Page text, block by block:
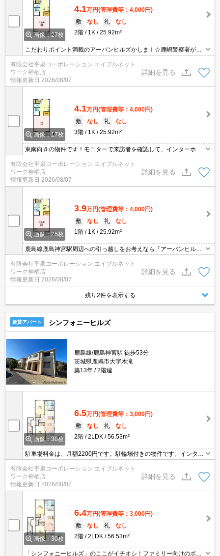
画像：27枚
4.1万円(管理費等：4,000円)
敷
なし 礼
なし
2階
1K 25.92m²
こだわりポイント満載のアーバンヒルズかしまⅠ☆鹿嶋警察署が近
く(徒歩5分)にあって安心です☆来客時にはTVインターホンで訪問者
の顔を確認することがきるので安心感があります☆月々の賃料が5
万円以下の物件です☆駐輪場付き物件です(*´ω`*)
有限会社平泉コーポレーション エイブルネット
ワーク神栖店
情報更新日 2026/08/07
詳細を見る
画像：17枚
4.1万円(管理費等：4,000円)
敷
なし 礼
なし
3階
1K 25.92m²
東南向きの物件です！モニターで来訪者を確認して、インターホン
を通じて室内から会話することができます！室内設備はネット使用
料不要・エアコン・照明付きなどが揃っているので、快適に過ごし
やすいお部屋になります！新生活を失敗せず、スタートさせたいな
らこちらの「アーバンヒルズかしまⅠ」はいかがでしょうか(*^^*)
有限会社平泉コーポレーション エイブルネット
ワーク神栖店
情報更新日 2026/08/07
詳細を見る
画像：25枚
3.9万円(管理費等：4,000円)
敷
なし 礼
なし
1階
1K 25.92m²
鹿島線鹿島神宮駅周辺への引っ越しをお考えなら「アーバンヒルズ
かしまⅠ」♪家から408mのところには鹿島神宮前病院があります♪
構造上、広々とした住空間が確保できる鉄骨造物件(*´ω`*)
有限会社平泉コーポレーション エイブルネット
ワーク神栖店
情報更新日 2026/08/07
詳細を見る
残り2件を表示する
賃貸アパート シンフォニーヒルズ
鹿島線/鹿島神宮駅 徒歩53分
茨城県鹿嶋市大字木滝
築13年
2階建
画像：30枚
6.5万円(管理費等：3,000円)
敷
なし 礼
なし
2階
2LDK 56.53m²
駐車場料金は、月額2200円です。駐輪場付きの物件です。インター
ネット使用料が無料の物件です。来訪者の確認ができる、安心のTV
インターホン付きです。生乾きの洗濯物を乾かしたい時にも役立
つ、お風呂場でサッと乾燥できる浴室乾燥機があります。普段から
パソコンを使う方にオススメ物件、ネット回線導入済み。
有限会社平泉コーポレーション エイブルネット
ワーク神栖店
情報更新日 2026/08/07
詳細を見る
画像：30枚
6.4万円(管理費等：3,000円)
敷
なし 礼
なし
2階
2LDK 56.53m²
「シンフォニーヒルズ」のここがイチオシ！ファミリー向けのポイ